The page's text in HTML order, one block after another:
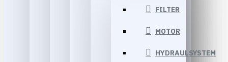
FILTER
MOTOR
HYDRAULSYSTEM